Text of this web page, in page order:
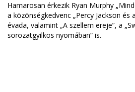
Hamarosan érkezik Ryan Murphy
a közönségkedvenc „Percy Jackson és
évada, valamint „A szellem ereje”, a
sorozatgyilkos nyomában” is.